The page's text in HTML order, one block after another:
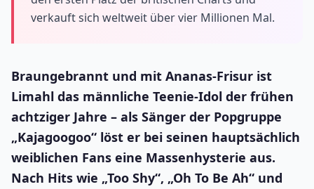
verkauft sich weltweit über vier Millionen Mal.
Braungebrannt und mit Ananas-Frisur ist
Limahl das männliche Teenie-Idol der frühen
achtziger Jahre – als Sänger der Popgruppe
„Kajagoogoo“ löst er bei seinen hauptsächlich
weiblichen Fans eine Massenhysterie aus.
Nach Hits wie „Too Shy“, „Oh To Be Ah“ und